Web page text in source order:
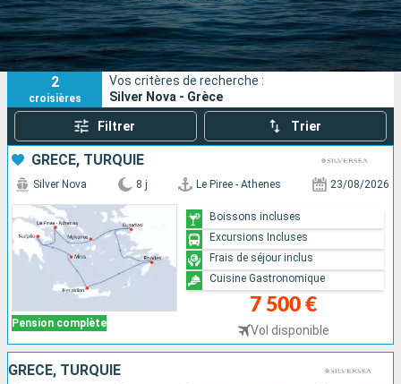
Mois de départ
Ports Compagnies
Rechercher
2
croisières
Vos critères de recherche :
Silver Nova - Grèce
Filtrer Trier
GRÈCE, TURQUIE
Pension complète
Silver Nova 8 j Le Piree - Athenes 23/08/2026
7 500 €
Vol disponible
Boissons incluses
Excursions Incluses
Frais de séjour inclus
Cuisine Gastronomique
GRÈCE, TURQUIE